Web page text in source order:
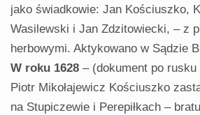
jako świadkowie: Jan Kościuszko,
Wasilewski i Jan Zdzitowiecki, – z
herbowymi. Aktykowano w Sądzie
W roku 1628 – (dokument po
Piotr Mikołajewicz Kościuszko
na Stupiczewie i Perepiłkach –